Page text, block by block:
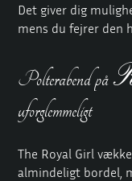
Det giver dig
mens du fejrer den
Polterabend på
uforglemmeligt
The Royal Girl
almindeligt bordel,